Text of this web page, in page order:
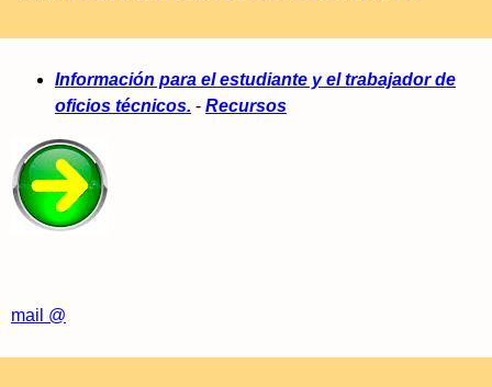
Información para el estudiante y el trabajador de
oficios técnicos. - Recursos
mail @